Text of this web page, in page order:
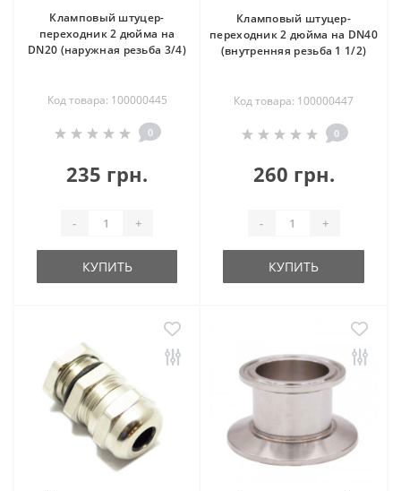
Кламповый штуцер-
переходник 2 дюйма на
DN20 (наружная резьба 3/4)
Код товара: 100000445
0
235 грн.
- +
КУПИТЬ
Кламповый штуцер-
переходник 2 дюйма на DN40
(внутренняя резьба 1 1/2)
Код товара: 100000447
0
260 грн.
- +
КУПИТЬ